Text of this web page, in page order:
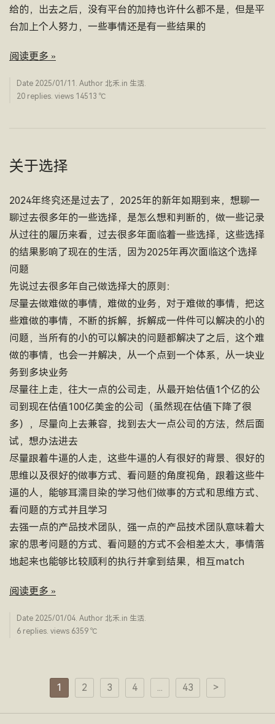
给的，出去之后，没有平台的加持也许什么都不是，但是平
台加上个人努力，一些事情还是有一些结果的
阅读更多 »
Date 2025/01/11 . Author 北禾.in 生活.
20 replies. views 14513 ­℃
关于选择
2024年终究还是过去了，2025年的新年如期到来，想聊一
聊过去很多年的一些选择，是怎么想和判断的，做一些记录
从过往的履历来看，过去很多年面临着一些选择，这些选择
的结果影响了现在的生活，因为2025年再次面临这个选择
问题
先说过去很多年自己做选择大的原则：
尽量去做难做的事情，难做的业务，对于难做的事情，把这
些难做的事情，不断的拆解，拆解成一件件可以解决的小的
问题，当所有的小的可以解决的问题都解决了之后，这个难
做的事情，也会一并解决，从一个点到一个体系，从一块业
务到多块业务
尽量往上走，往大一点的公司走，从最开始估值1个亿的公
司到现在估值100亿美金的公司（虽然现在估值下降了很
多），尽量向上去兼容，找到去大一点公司的方法，然后面
试，想办法进去
尽量跟着牛逼的人走，这些牛逼的人有很好的背景、很好的
思维以及很好的做事方式、看问题的角度视角，跟着这些牛
逼的人，能够耳濡目染的学习他们做事的方式和思维方式、
看问题的方式并且学习
去强一点的产品技术团队，强一点的产品技术团队意味着大
家的思考问题的方式、看问题的方式不会相差太大，事情落
地起来也能够比较顺利的执行并拿到结果，相互match
阅读更多 »
Date 2025/01/04. Author 北禾.in 生活.
6 replies. views 6359 ­℃
1 2 3 4 ... 43 >